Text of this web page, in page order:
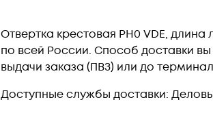
Отвертка крестовая PH0 VDE,
по всей России. Способ доставки
выдачи заказа (ПВЗ) или до
Доступные службы доставки: